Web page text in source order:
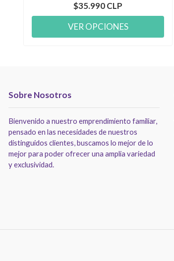
$35.990 CLP
VER OPCIONES
Sobre Nosotros
Bienvenido a nuestro emprendimiento familiar,
pensado en las necesidades de nuestros
distinguidos clientes, buscamos lo mejor de lo
mejor para poder ofrecer una amplia variedad
y exclusividad.